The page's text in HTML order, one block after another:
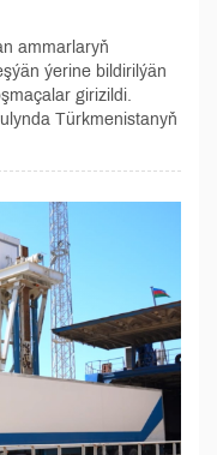
ammarlaryň
ýerine bildirilýän
girizildi.
Türkmenistanyň